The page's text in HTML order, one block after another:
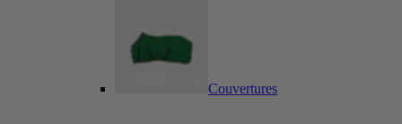
Couvertures